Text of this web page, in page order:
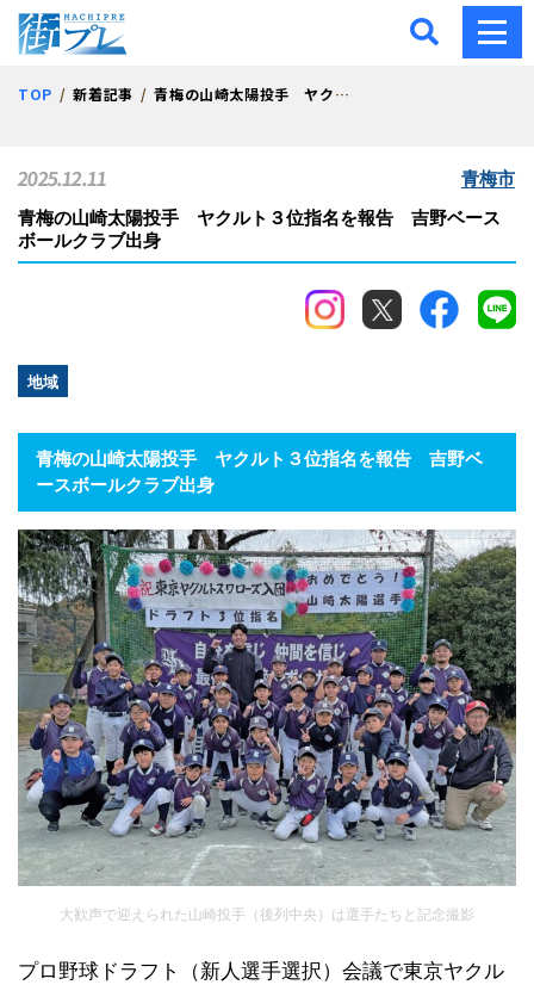
街プレ -東京・西多摩の
TOP 新着記事 青梅の山崎太陽投手 ヤクルト３位指名を報告 吉野ベースボールクラブ出身
青梅の山崎太陽投手 ヤクルト３位指名を報告 吉野ベース
ボールクラブ出身
地域
2025.12.11 青梅市
青梅の山崎太陽投手 ヤクルト３位指名を報告 吉野ベ
ースボールクラブ出身
大歓声で迎えられた山崎投手（後列中央）は選手たちと記念撮影
プロ野球ドラフト（新人選手選択）会議で東京ヤクル